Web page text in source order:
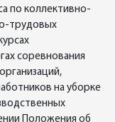
по коллективно-
трудовых
соревнования
на уборке
Положения об